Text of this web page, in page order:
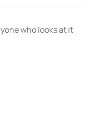
who looks at it